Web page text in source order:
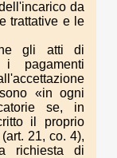
da
trattative e le
gli atti di
i pagamenti
«in ogni
se, in
il proprio
21, co. 4),
richiesta di